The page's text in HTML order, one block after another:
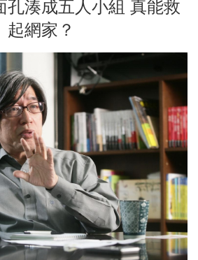
孔湊成五人小組 真能救
起網家？